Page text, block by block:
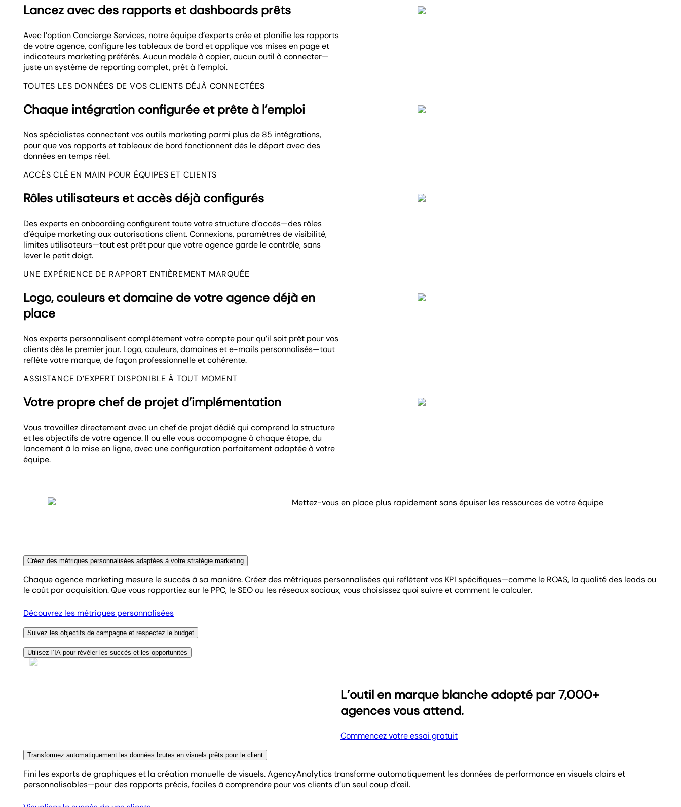
Lancez avec des rapports et dashboards prêts
Avec l’option Concierge Services, notre équipe d’experts crée et planifie les rapports
de votre agence, configure les tableaux de bord et applique vos mises en page et
indicateurs marketing préférés. Aucun modèle à copier, aucun outil à connecter—
juste un système de reporting complet, prêt à l’emploi.
TOUTES LES DONNÉES DE VOS CLIENTS DÉJÀ CONNECTÉES
Chaque intégration configurée et prête à l’emploi
Nos spécialistes connectent vos outils marketing parmi plus de 85 intégrations,
pour que vos rapports et tableaux de bord fonctionnent dès le départ avec des
données en temps réel.
ACCÈS CLÉ EN MAIN POUR ÉQUIPES ET CLIENTS
Rôles utilisateurs et accès déjà configurés
Des experts en onboarding configurent toute votre structure d’accès—des rôles
d’équipe marketing aux autorisations client. Connexions, paramètres de visibilité,
limites utilisateurs—tout est prêt pour que votre agence garde le contrôle, sans
lever le petit doigt.
UNE EXPÉRIENCE DE RAPPORT ENTIÈREMENT MARQUÉE
Logo, couleurs et domaine de votre agence déjà en
place
Nos experts personnalisent complètement votre compte pour qu’il soit prêt pour vos
clients dès le premier jour. Logo, couleurs, domaines et e-mails personnalisés—tout
reflète votre marque, de façon professionnelle et cohérente.
ASSISTANCE D’EXPERT DISPONIBLE À TOUT MOMENT
Votre propre chef de projet d’implémentation
Vous travaillez directement avec un chef de projet dédié qui comprend la structure
et les objectifs de votre agence. Il ou elle vous accompagne à chaque étape, du
lancement à la mise en ligne, avec une configuration parfaitement adaptée à votre
équipe.
Mettez-vous en place plus rapidement sans épuiser les ressources de votre équipe
Créez des métriques personnalisées adaptées à votre stratégie marketing
Chaque agence marketing mesure le succès à sa manière. Créez des métriques personnalisées qui reflètent vos KPI spécifiques—comme le ROAS, la qualité des leads ou
le coût par acquisition. Que vous rapportiez sur le PPC, le SEO ou les réseaux sociaux, vous choisissez quoi suivre et comment le calculer.
Découvrez les métriques personnalisées
Suivez les objectifs de campagne et respectez le budget
Définissez des objectifs de performance et des seuils budgétaires pour chaque campagne et client. Le suivi visuel des objectifs permet à vous et à vos clients de rester
alignés, et de montrer facilement si vous êtes dans les temps, en surperformance ou si vous devez ajuster la stratégie—le tout sans fouiller dans des tableurs.
Utilisez l’IA pour révéler les succès et les opportunités
L’outil en marque blanche adopté par 7,000+
agences vous attend.
Commencez votre essai gratuit
Transformez automatiquement les données brutes en visuels prêts pour le client
Fini les exports de graphiques et la création manuelle de visuels. AgencyAnalytics transforme automatiquement les données de performance en visuels clairs et
personnalisables—pour des rapports précis, faciles à comprendre pour vos clients d’un seul coup d’œil.